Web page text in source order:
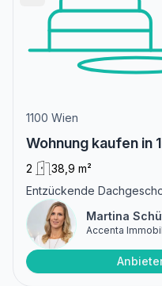
1100 Wien
Wohnung kaufen in
2
38,9 m²
Entzückende
Martina
Accenta